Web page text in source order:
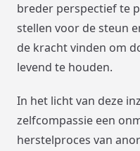
breder perspectief te
stellen voor de steun
de kracht vinden om
levend te houden.
In het licht van deze
zelfcompassie een
herstelproces van